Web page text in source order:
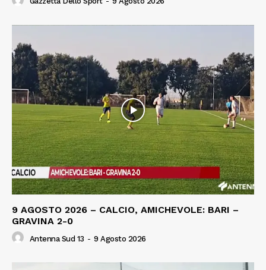
9 AGOSTO 2026 – CALCIO, AMICHEVOLE: BARI –
GRAVINA 2-0
Antenna Sud 13 - 9 Agosto 2026